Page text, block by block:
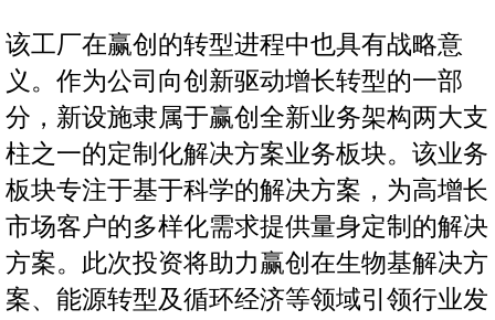
该工厂在赢创的转型进程中也具有战略意
义。作为公司向创新驱动增长转型的一部
分，新设施隶属于赢创全新业务架构两大支
柱之一的定制化解决方案业务板块。该业务
板块专注于基于科学的解决方案，为高增长
市场客户的多样化需求提供量身定制的解决
方案。此次投资将助力赢创在生物基解决方
案、能源转型及循环经济等领域引领行业发